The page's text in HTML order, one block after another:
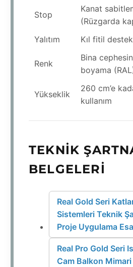
Stop
Kanat
(Rüzgarda
Yalıtım
Kıl fitil
Renk
Bina
boyama
Yükseklik
260 cm’e
kullanım
TEKNIK
BELGELERI
Real Gold Seri
Sistemleri Teknik
Proje Uygulama
Real Pro Gold Seri
Cam Balkon